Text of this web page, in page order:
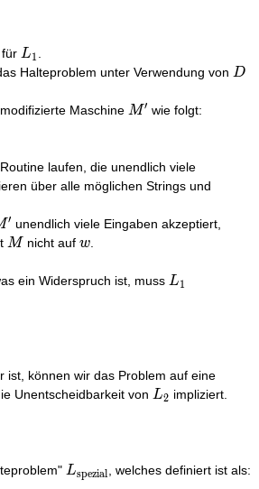
L_{1}
L1
Halteproblem unter Verwendung von D
D
Maschine M'
M′ wie folgt:
laufen, die unendlich viele
über alle möglichen Strings und
′ unendlich viele Eingaben akzeptiert,
M
M nicht auf w
w
ein Widerspruch ist, muss L_{1}
L1
ist, können wir das Problem auf eine
Unentscheidbarkeit von L_{2}
L2 impliziert.
L_{\text{spezial}}
Lspezial , welches definiert ist als: